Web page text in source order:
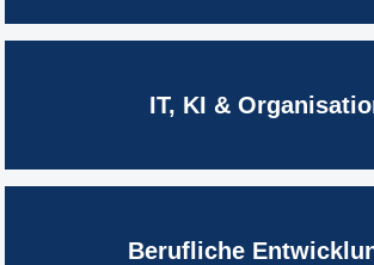
IT, KI &
Berufliche